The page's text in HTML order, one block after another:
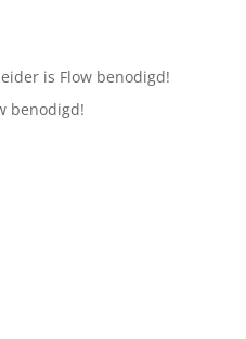
is Flow benodigd!
benodigd!